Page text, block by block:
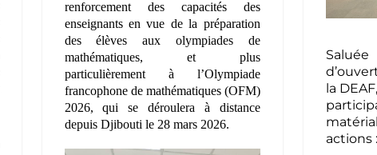
renforcement des capacités des
enseignants en vue de la préparation
des élèves aux olympiades de
mathématiques, et plus
particulièrement à l’Olympiade
francophone de mathématiques (OFM)
2026, qui se déroulera à distance
depuis Djibouti le 28 mars 2026.
la
actions :